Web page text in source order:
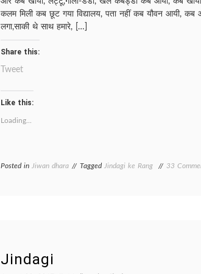
कलम मिली कब छूट गया विद्यालय, पता नहीं कब यौवन आयी, कब
लगा,साकी थे साथ हमारे, […]
Share this:
Tweet
Like this:
Loading...
Posted in Jiwan dhara Tagged Jindagi ke Rang 33
Jindagi